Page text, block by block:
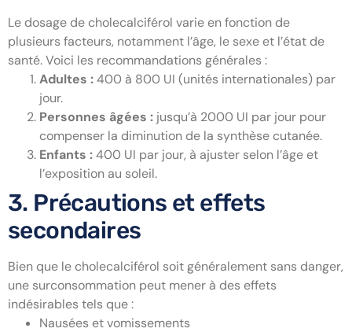
Le dosage de cholecalciférol varie en fonction de
plusieurs facteurs, notamment l’âge, le sexe et l’état de
santé. Voici les recommandations générales :
Adultes :400 à 800 UI (unités internationales) par
jour.
Personnes âgées : jusqu’à 2000 UI par jour pour
compenser la diminution de la synthèse cutanée.
Enfants :400 UI par jour, à ajuster selon l’âge et
l’exposition au soleil.
3. Précautions et effets
secondaires
Bien que le cholecalciférol soit généralement sans danger,
une surconsommation peut mener à des effets
indésirables tels que :
Nausées et vomissements